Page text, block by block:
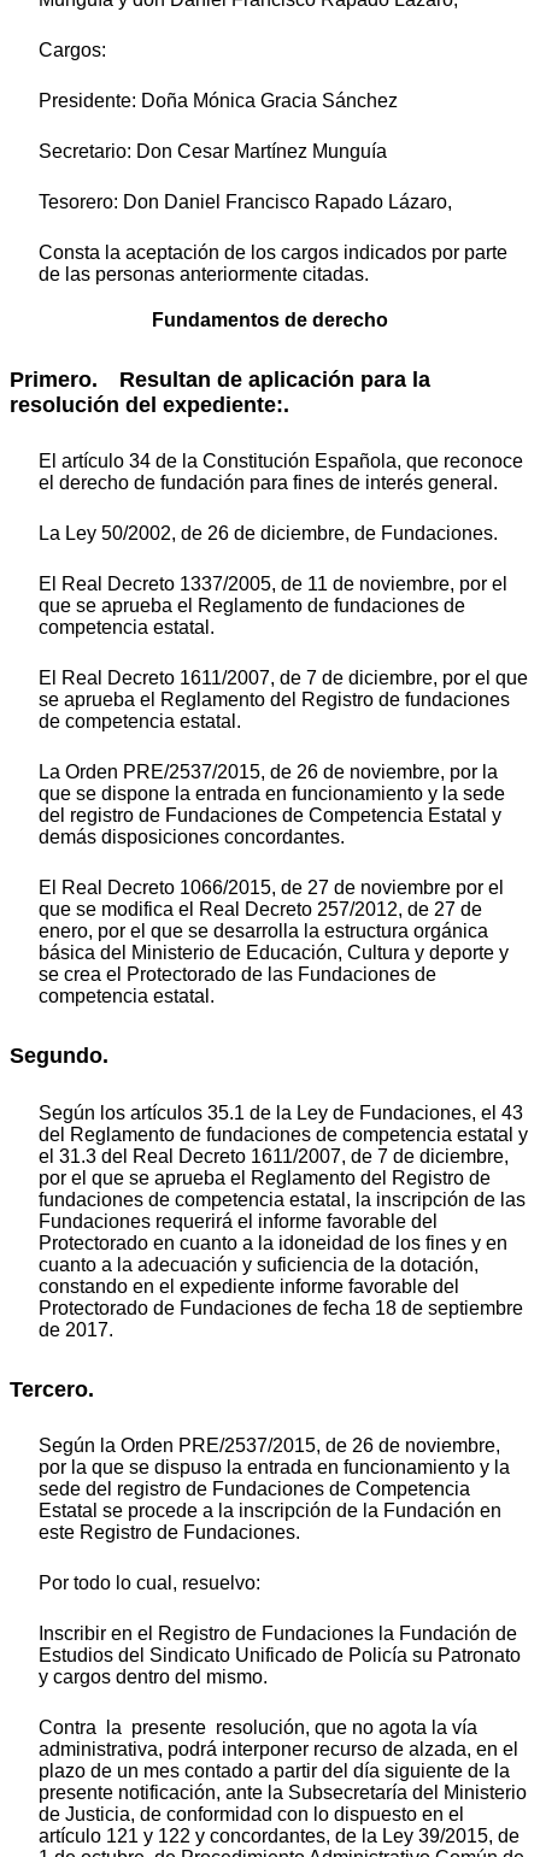
Cargos:
Presidente: Doña Mónica Gracia Sánchez
Secretario: Don Cesar Martínez Munguía
Tesorero: Don Daniel Francisco Rapado Lázaro,
Consta la aceptación de los cargos indicados por parte
de las personas anteriormente citadas.
Fundamentos de derecho
Primero. Resultan de aplicación para la
resolución del expediente:.
El artículo 34 de la Constitución Española, que reconoce
el derecho de fundación para fines de interés general.
La Ley 50/2002, de 26 de diciembre, de Fundaciones.
El Real Decreto 1337/2005, de 11 de noviembre, por el
que se aprueba el Reglamento de fundaciones de
competencia estatal.
El Real Decreto 1611/2007, de 7 de diciembre, por el que
se aprueba el Reglamento del Registro de fundaciones
de competencia estatal.
La Orden PRE/2537/2015, de 26 de noviembre, por la
que se dispone la entrada en funcionamiento y la sede
del registro de Fundaciones de Competencia Estatal y
demás disposiciones concordantes.
El Real Decreto 1066/2015, de 27 de noviembre por el
que se modifica el Real Decreto 257/2012, de 27 de
enero, por el que se desarrolla la estructura orgánica
básica del Ministerio de Educación, Cultura y deporte y
se crea el Protectorado de las Fundaciones de
competencia estatal.
Segundo.
Según los artículos 35.1 de la Ley de Fundaciones, el 43
del Reglamento de fundaciones de competencia estatal y
el 31.3 del Real Decreto 1611/2007, de 7 de diciembre,
por el que se aprueba el Reglamento del Registro de
fundaciones de competencia estatal, la inscripción de las
Fundaciones requerirá el informe favorable del
Protectorado en cuanto a la idoneidad de los fines y en
cuanto a la adecuación y suficiencia de la dotación,
constando en el expediente informe favorable del
Protectorado de Fundaciones de fecha 18 de septiembre
de 2017.
Tercero.
Según la Orden PRE/2537/2015, de 26 de noviembre,
por la que se dispuso la entrada en funcionamiento y la
sede del registro de Fundaciones de Competencia
Estatal se procede a la inscripción de la Fundación en
este Registro de Fundaciones.
Por todo lo cual, resuelvo:
Inscribir en el Registro de Fundaciones la Fundación de
Estudios del Sindicato Unificado de Policía su Patronato
y cargos dentro del mismo.
Contra la presente resolución, que no agota la vía
administrativa, podrá interponer recurso de alzada, en el
plazo de un mes contado a partir del día siguiente de la
presente notificación, ante la Subsecretaría del Ministerio
de Justicia, de conformidad con lo dispuesto en el
artículo 121 y 122 y concordantes, de la Ley 39/2015, de